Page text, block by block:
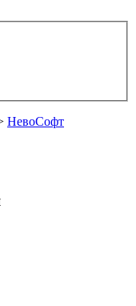
НевоСофт